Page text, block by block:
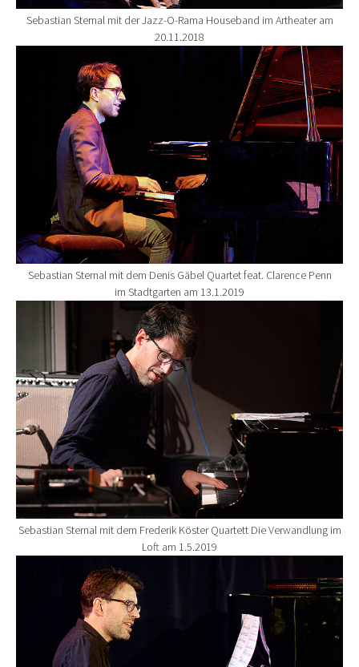
Sebastian Sternal mit der Jazz-O-Rama Houseband im Artheater am
20.11.2018
Show larger version for:
Sebastian Sternal mit dem Denis Gäbel Quartet feat. Clarence Penn
im Stadtgarten am 13.1.2019
Show larger version for:
Sebastian Sternal mit dem Frederik Köster Quartett Die Verwandlung im
Loft am 1.5.2019
Show larger version for: